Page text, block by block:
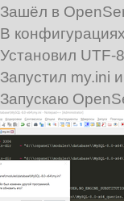
Зашёл в
В
Установил UTF-
Запустил my.ini
Запускаю